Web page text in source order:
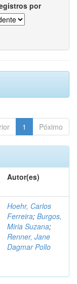
por
1 Póximo
Autor(es)
Hoehr, Carlos
Ferreira; Burgos,
Miria Suzana;
Renner, Jane
Dagmar Pollo